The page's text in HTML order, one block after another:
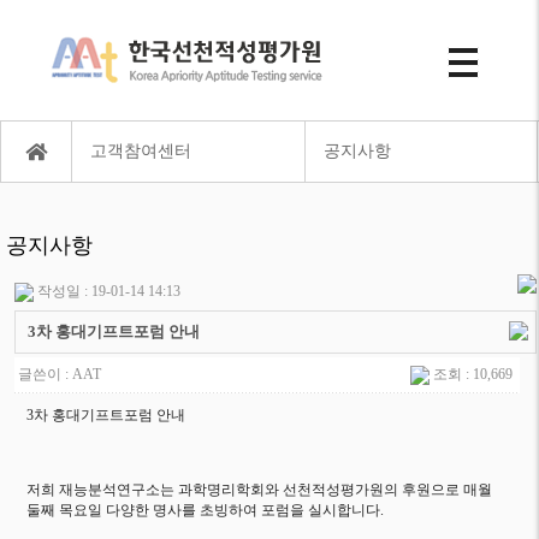
고객참여센터 공지사항
공지사항
작성일 : 19-01-14 14:13
3차 홍대기프트포럼 안내
글쓴이 : AAT 조회 : 10,669
3차 홍대기프트포럼 안내
저희 재능분석연구소는 과학명리학회와 선천적성평가원의 후원으로 매월
둘째 목요일 다양한 명사를 초빙하여 포럼을 실시합니다.